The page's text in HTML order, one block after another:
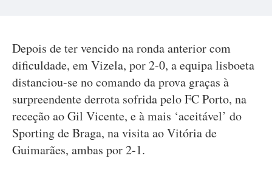
Depois de ter vencido na ronda anterior com
dificuldade, em Vizela, por 2-0, a equipa lisboeta
distanciou-se no comando da prova graças à
surpreendente derrota sofrida pelo FC Porto, na
receção ao Gil Vicente, e à mais ‘aceitável’ do
Sporting de Braga, na visita ao Vitória de
Guimarães, ambas por 2-1.